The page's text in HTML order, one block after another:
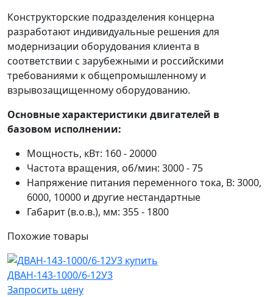
Конструкторские подразделения концерна
разработают индивидуальные решения для
модернизации оборудования клиента в
соответствии с зарубежными и российскими
требованиями к общепромышленному и
взрывозащищенному оборудованию.
Основные характеристики двигателей в
базовом исполнении:
Мощность, кВт: 160 - 20000
Частота вращения, об/мин: 3000 - 75
Напряжение питания переменного тока, В: 3000,
6000, 10000 и другие нестандартные
Габарит (в.о.в.), мм: 355 - 1800
Похожиетовары
ДВАН-143-1000/6-12У3
Запросить цену